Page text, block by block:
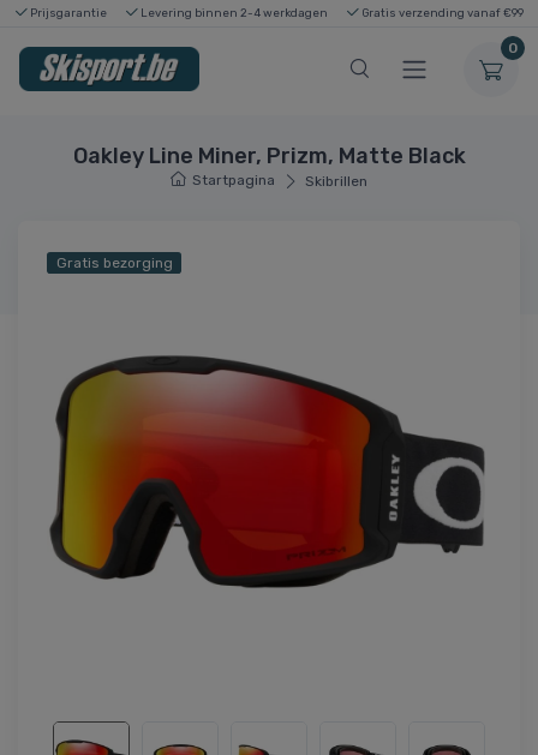
Prijsgarantie Levering binnen 2-4 werkdagen Gratis verzending vanaf €99
0
Oakley Line Miner, Prizm, Matte Black
Startpagina Skibrillen
Gratis bezorging